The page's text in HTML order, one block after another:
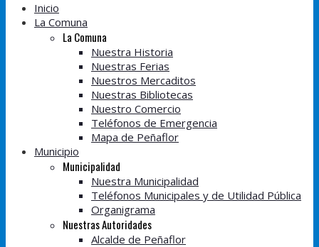
Inicio
La Comuna
La Comuna
Nuestra Historia
Nuestras Ferias
Nuestros Mercaditos
Nuestras Bibliotecas
Nuestro Comercio
Teléfonos de Emergencia
Mapa de Peñaflor
Municipio
Municipalidad
Nuestra Municipalidad
Teléfonos Municipales y de Utilidad Pública
Organigrama
Nuestras Autoridades
Alcalde de Peñaflor